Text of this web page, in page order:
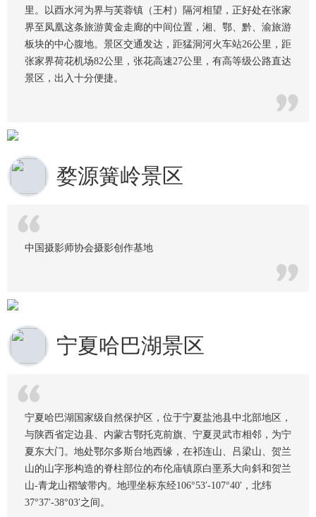
里。以酉水河为界与芙蓉镇（王村）隔河相望，正好处在张家
界至凤凰这条旅游黄金走廊的中间位置，湘、鄂、黔、渝旅游
板块的中心腹地。景区交通发达，距猛洞河火车站26公里，距
张家界荷花机场82公里，张花高速27公里，有高等级公路直达
景区，出入十分便捷。
婺源簧岭景区
中国摄影师协会摄影创作基地
宁夏哈巴湖景区
宁夏哈巴湖国家级自然保护区，位于宁夏盐池县中北部地区，
与陕西省定边县、内蒙古鄂托克前旗、宁夏灵武市相邻，为宁
夏东大门。地处鄂尔多斯台地西缘，在祁连山、吕梁山、贺兰
山的山字形构造的脊柱部位的布伦庙镇原白垩系大向斜和贺兰
山-青龙山褶皱带内。地理坐标东经106°53′-107°40′，北纬
37°37′-38°03′之间。